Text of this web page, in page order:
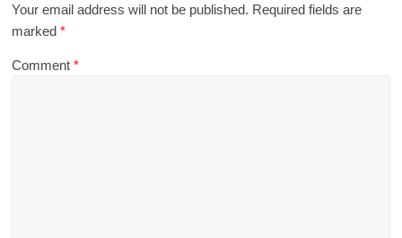
Your email address will not be published. Required fields are
marked*
Comment*